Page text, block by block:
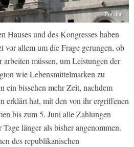
Fotolia
Hauses und des Kongresses haben
vor allem um die Frage gerungen, ob
müssen, um Leistungen der
wie Lebensmittelmarken zu
ein bisschen mehr Zeit, nachdem
erklärt hat, mit den von ihr ergriffenen
bis zum 5. Juni alle Zahlungen
länger als bisher angenommen.
des republikanischen